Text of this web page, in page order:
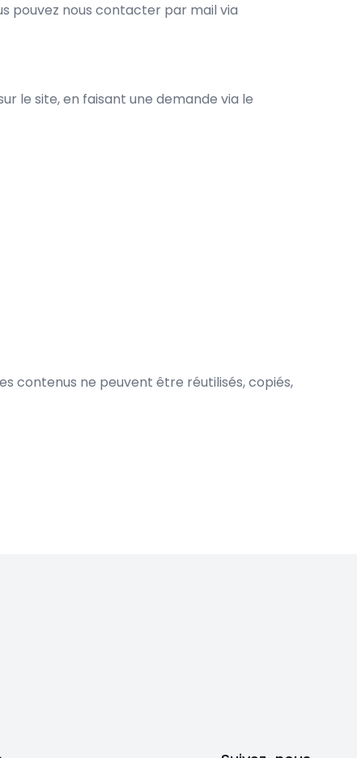
pouvez nous contacter par mail via
le site, en faisant une demande via le
contenus ne peuvent être réutilisés, copiés,